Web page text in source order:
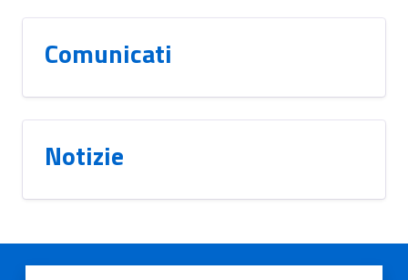
Comunicati
Notizie